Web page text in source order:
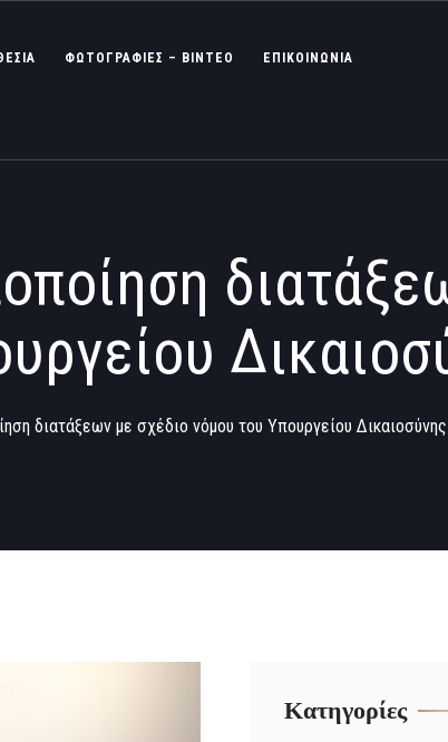
ΦΩΤΟΓΡΑΦΊΕΣ – ΒΊΝΤΕΟ ΕΠΙΚΟΙΝΩΝΙΑ
διατάξεων με σχέδιο νόμου του Υπουργείου Δικαιοσύνης
Kατηγορίες